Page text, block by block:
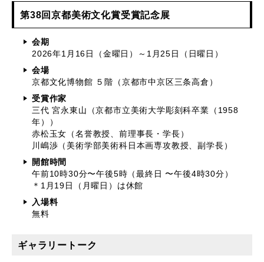
第38回京都美術文化賞受賞記念展
会期
2026年1月16日（金曜日）～1月25日（日曜日）
会場
京都文化博物館 ５階（京都市中京区三条高倉）
受賞作家
三代 宮永東山（京都市立美術大学彫刻科卒業（1958
年））
赤松玉女（名誉教授、前理事長・学長）
川嶋渉（美術学部美術科日本画専攻教授、副学長）
開館時間
午前10時30分〜午後5時（最終日 〜午後4時30分）
＊1月19日（月曜日）は休館
入場料
無料
ギャラリートーク